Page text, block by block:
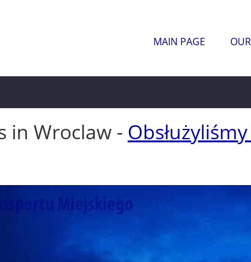
MAIN PAGE
in Wroclaw -